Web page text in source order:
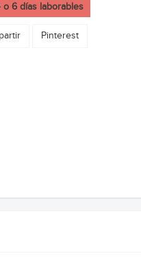
6 días laborables
Pinterest